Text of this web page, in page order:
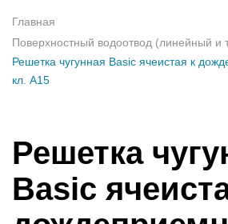
Главная
Поверхностный водоотвод (линейный и
Решетка чугунная Basic ячеистая к
кл. А15
Решетка
Basic